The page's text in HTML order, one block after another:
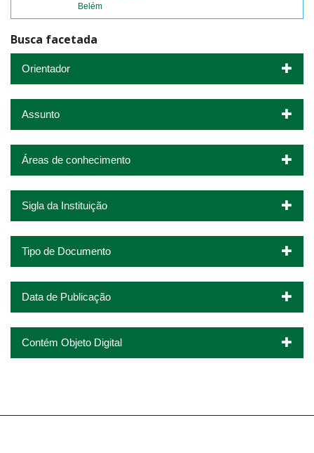
Belém
Busca facetada
Orientador
Assunto
Áreas de conhecimento
Sigla da Instituição
Tipo de Documento
Data de Publicação
Contém Objeto Digital